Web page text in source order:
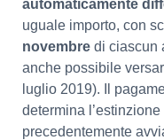
automaticamente
uguale importo, con
novembre di ciascun
anche possibile
luglio 2019). Il
determina
precedentemente